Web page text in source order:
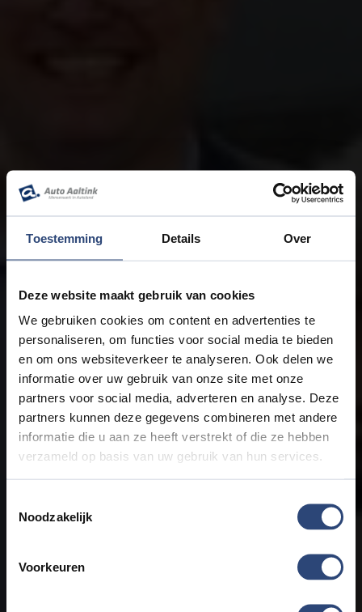
Toestemming Details Over
Deze website maakt gebruik van cookies
We gebruiken cookies om content en advertenties te
personaliseren, om functies voor social media te bieden
en om ons websiteverkeer te analyseren. Ook delen we
informatie over uw gebruik van onze site met onze
partners voor social media, adverteren en analyse. Deze
partners kunnen deze gegevens combineren met andere
informatie die u aan ze heeft verstrekt of die ze hebben
verzameld op basis van uw gebruik van hun services.
Noodzakelijk
Voorkeuren
staan niet de auto's en de techniek voorop, maar de mensen. Ons
ONZE OCCASIONS